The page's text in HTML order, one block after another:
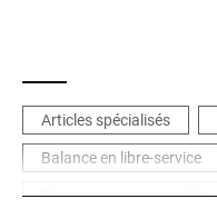
Articles spécialisés
Balance en libre-service
Commerce responsable